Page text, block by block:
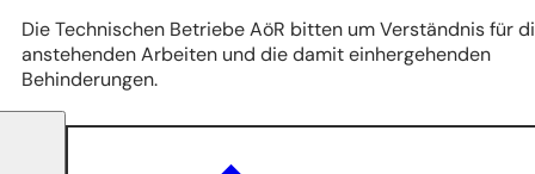
Die Technischen Betriebe AöR bitten um Verständnis für
anstehenden Arbeiten und die damit einhergehenden
Behinderungen.